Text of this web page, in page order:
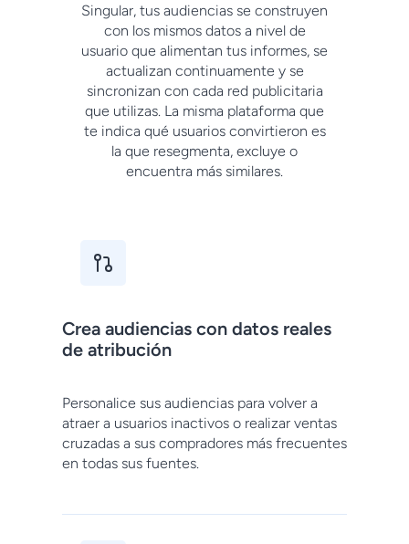
Singular, tus audiencias se construyen
con los mismos datos a nivel de
usuario que alimentan tus informes, se
actualizan continuamente y se
sincronizan con cada red publicitaria
que utilizas. La misma plataforma que
te indica qué usuarios convirtieron es
la que resegmenta, excluye o
encuentra más similares.
Crea audiencias con datos reales
de atribución
Personalice sus audiencias para volver a
atraer a usuarios inactivos o realizar ventas
cruzadas a sus compradores más frecuentes
en todas sus fuentes.